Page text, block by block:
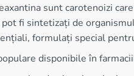
sunt carotenoizi
fi sintetizați de
formulați special
disponibile în